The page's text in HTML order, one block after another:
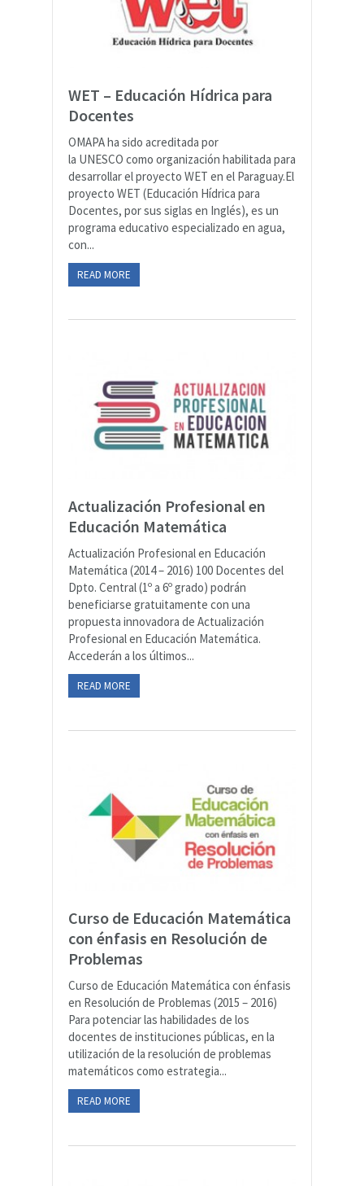
WET – Educación Hídrica para
Docentes
OMAPA ha sido acreditada por
la UNESCO como organización habilitada para
desarrollar el proyecto WET en el Paraguay.El
proyecto WET (Educación Hídrica para
Docentes, por sus siglas en Inglés), es un
programa educativo especializado en agua,
con...
READ MORE
Actualización Profesional en
Educación Matemática
Actualización Profesional en Educación
Matemática (2014 – 2016) 100 Docentes del
Dpto. Central (1º a 6º grado) podrán
beneficiarse gratuitamente con una
propuesta innovadora de Actualización
Profesional en Educación Matemática.
Accederán a los últimos...
READ MORE
Curso de Educación Matemática
con énfasis en Resolución de
Problemas
Curso de Educación Matemática con énfasis
en Resolución de Problemas (2015 – 2016)
Para potenciar las habilidades de los
docentes de instituciones públicas, en la
utilización de la resolución de problemas
matemáticos como estrategia...
READ MORE